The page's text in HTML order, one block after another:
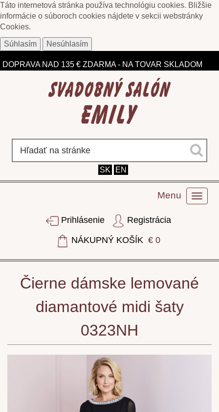
Táto internetová stránka používa technológiu cookies. Bližšie
informácie o súboroch cookies nájdete v sekcii webstránky
Cookies.
Súhlasím
Nesúhlasím
ZĽAVY DO 75% NA VYBRANÉ MODELY
DOPRAVA NAD 135 € ZDARMA - NA TOVAR SKLADOM
SK EN
Menu
Prihlásenie Registrácia
NÁKUPNÝ KOŠÍK € 0
Čierne dámske lemované
diamantové midi šaty
0323NH